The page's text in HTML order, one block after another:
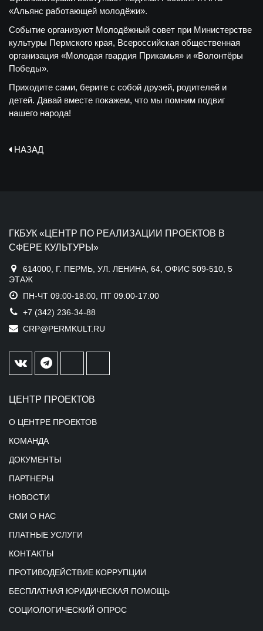
«Альянс работающей молодёжи».
Событие организуют Молодёжный совет при Министерстве
культуры Пермского края, Всероссийская общественная
организация «Молодая гвардия Прикамья» и «Волонтёры
Победы».
Приходите сами, берите с собой друзей, родителей и
детей. Давай вместе покажем, что мы помним подвиг
нашего народа!
НАЗАД
ГКБУК «ЦЕНТР ПО РЕАЛИЗАЦИИ ПРОЕКТОВ В
СФЕРЕ КУЛЬТУРЫ»
614000, Г. ПЕРМЬ, УЛ. ЛЕНИНА, 64, ОФИС 509-510, 5
ЭТАЖ
ПН-ЧТ 09:00-18:00, ПТ 09:00-17:00
+7 (342) 236-34-88
CRP@PERMKULT.RU
ЦЕНТР ПРОЕКТОВ
О ЦЕНТРЕ ПРОЕКТОВ
КОМАНДА
ДОКУМЕНТЫ
ПАРТНЕРЫ
НОВОСТИ
СМИ О НАС
ПЛАТНЫЕ УСЛУГИ
КОНТАКТЫ
ПРОТИВОДЕЙСТВИЕ КОРРУПЦИИ
БЕСПЛАТНАЯ ЮРИДИЧЕСКАЯ ПОМОЩЬ
СОЦИОЛОГИЧЕСКИЙ ОПРОС